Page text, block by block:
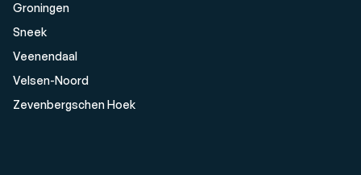
Groningen
Sneek
Veenendaal
Velsen-Noord
Zevenbergschen Hoek